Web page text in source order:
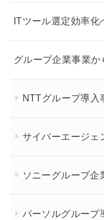
ITツール選定効率化
グループ企業事業
NTTグループ導入
サイバーエージェ
ソニーグループ企
パーソルグループ